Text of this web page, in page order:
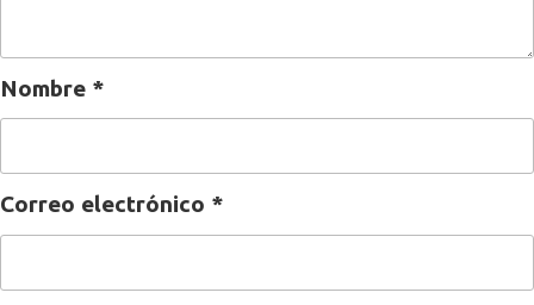
Nombre *
Correo electrónico *